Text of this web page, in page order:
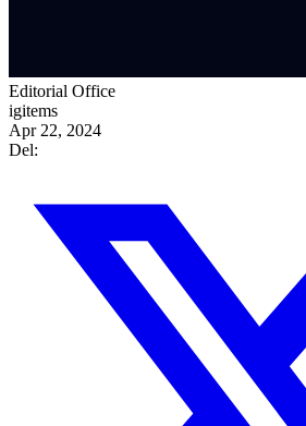
Editorial Office
igitems
Apr 22, 2024
Del: